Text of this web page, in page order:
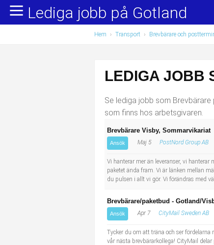
Yrkesområden
Administration, ekonomi, juridik
Försäljning, inköp, marknadsföring
Hotell, restaurang, storhushåll
Populära jobb
Undersköterska, hemtjänst och äldreboende
Lärare i förskola/Förskollärare
Bussförare/Busschaufför
Behandlingsassistent/Socialpedagog
Lediga jobb på Gotland
Hem › Transport › Brevbärare och
LEDIGA JOBB
Se lediga jobb som
som finns hos arbetsgivaren.
Brevbärare Visby, Sommarvikariat
Ansök Maj 5 PostNord Group AB
Vi hanterar mer än leveranser, vi
paketet ända fram. Vi är länken mellan
du pulsen i allt vi gör. Vi förändras med
Brevbärare/paketbud - Gotland/
Ansök Apr 7 CityMail Sweden AB
Tycker du om att träna och ser fördelarna
vår nästa brevbärarkollega! CityMail